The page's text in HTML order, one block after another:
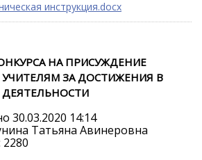
инструкция.docx
НА ПРИСУЖДЕНИЕ
ЗА ДОСТИЖЕНИЯ В
ДЕЯТЕЛЬНОСТИ
30.03.2020 14:14
Татьяна Авинеровна